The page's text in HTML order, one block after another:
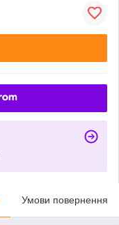
Умови повернення